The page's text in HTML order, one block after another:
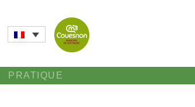
PRATIQUE